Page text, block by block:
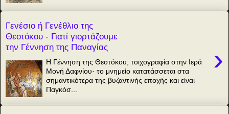
Γενέσιο ή Γενέθλιο της
Θεοτόκου - Γιατί γιορτάζουμε
την Γέννηση της Παναγίας
›
Η Γέννηση της Θεοτόκου, τοιχογραφία στην Ιερά
Μονή Δαφνίου· το μνημείο κατατάσσεται στα
σημαντικότερα της βυζαντινής εποχής και είναι
Παγκόσ...